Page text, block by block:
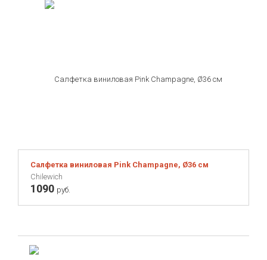
Салфетка виниловая Pink Champagne, Ø36 см
Chilewich
1090 руб.